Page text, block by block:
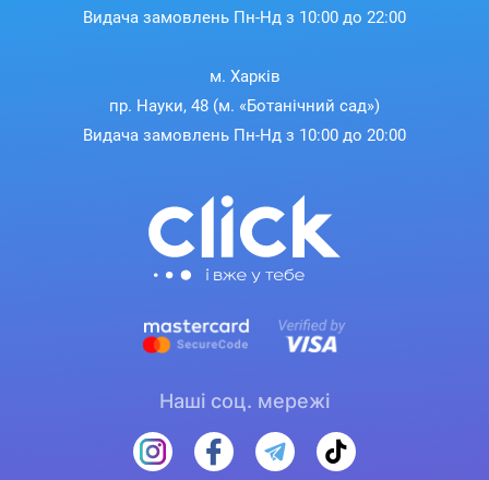
Видача замовлень Пн-Нд з 10:00 до 22:00
м. Харків
пр. Науки, 48 (м. «Ботанічний сад»)
Видача замовлень Пн-Нд з 10:00 до 20:00
Наші соц. мережі